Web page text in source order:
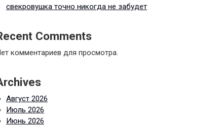
свекровушка точно никогда не забудет
Comments
комментариев для просмотра.
Август 2026
Июль 2026
Июнь 2026